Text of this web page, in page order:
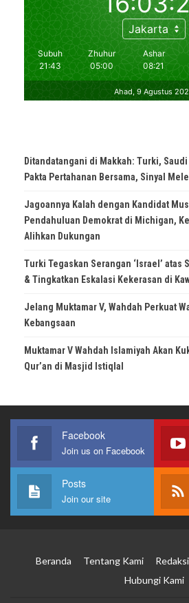
Ditandatangani di Makkah: Turki,
Pakta Pertahanan Bersama, Sinyal
Jagoannya Kalah dengan Kandidat
Pendahuluan Demokrat di Michigan,
Alihkan Dukungan
Turki Tegaskan Serangan ‘Israel’ atas
& Tingkatkan Eskalasi Kekerasan di
Jelang Muktamar V, Wahdah Perkuat
Kebangsaan
Muktamar V Wahdah Islamiyah Akan
Qur’an di Masjid Istiqlal
Facebook
Join us on Facebook
Posts
Join our site
Beranda Tentang Kami Redaksi
Hubungi Kami